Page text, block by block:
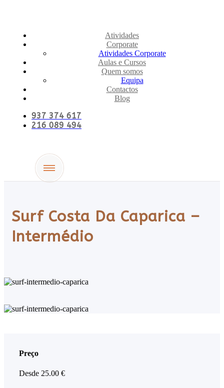
Atividades
Corporate
Atividades Corporate
Aulas e Cursos
Quem somos
Equipa
Contactos
Blog
937 374 617
216 089 494
Surf Costa Da Caparica –
Intermédio
Preço
Desde 25.00 €